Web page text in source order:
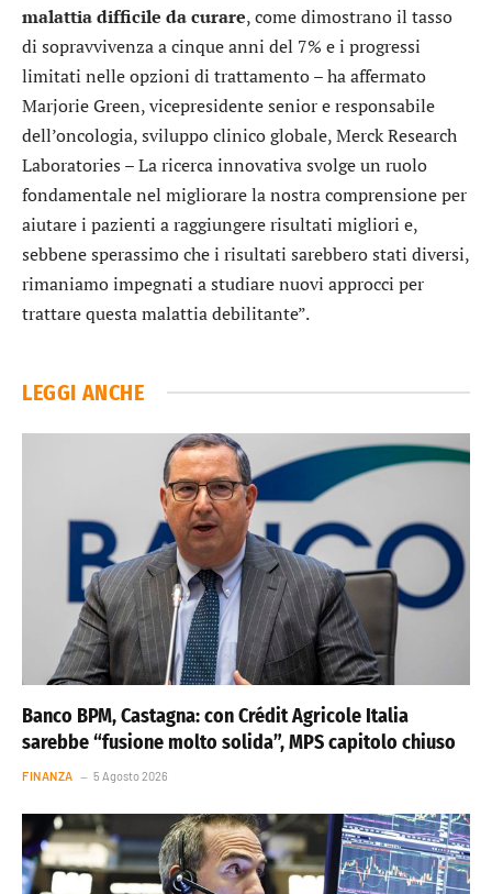
malattia difficile da curare, come dimostrano il tasso
di sopravvivenza a cinque anni del 7% e i progressi
limitati nelle opzioni di trattamento – ha affermato
Marjorie Green, vicepresidente senior e responsabile
dell’oncologia, sviluppo clinico globale, Merck Research
Laboratories – La ricerca innovativa svolge un ruolo
fondamentale nel migliorare la nostra comprensione per
aiutare i pazienti a raggiungere risultati migliori e,
sebbene sperassimo che i risultati sarebbero stati diversi,
rimaniamo impegnati a studiare nuovi approcci per
trattare questa malattia debilitante”.
LEGGI ANCHE
Banco BPM, Castagna: con Crédit Agricole Italia
sarebbe “fusione molto solida”, MPS capitolo chiuso
FINANZA 5 Agosto 2026